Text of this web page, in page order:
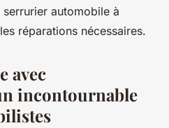
de lecture
automobile à
réparations nécessaires.
avec
incontournable